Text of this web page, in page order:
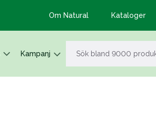
Om Natural Kataloger
Kampanj